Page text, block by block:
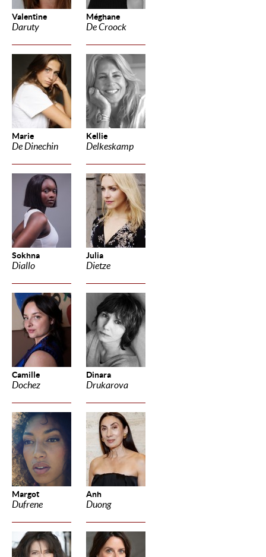
Valentine
Daruty
Méghane
De Croock
Marie
De Dinechin
Kellie
Delkeskamp
Sokhna
Diallo
Julia
Dietze
Camille
Dochez
Dinara
Drukarova
Margot
Dufrene
Anh
Duong